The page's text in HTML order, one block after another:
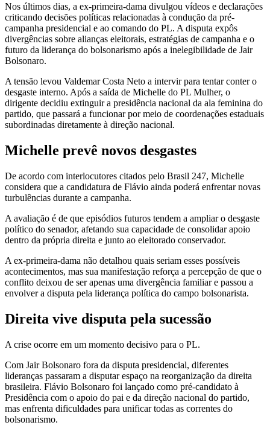
Nos últimos dias, a ex-primeira-dama divulgou vídeos e declarações
criticando decisões políticas relacionadas à condução da pré-
campanha presidencial e ao comando do PL. A disputa expôs
divergências sobre alianças eleitorais, estratégias de campanha e o
futuro da liderança do bolsonarismo após a inelegibilidade de Jair
Bolsonaro.
A tensão levou Valdemar Costa Neto a intervir para tentar conter o
desgaste interno. Após a saída de Michelle do PL Mulher, o
dirigente decidiu extinguir a presidência nacional da ala feminina do
partido, que passará a funcionar por meio de coordenações estaduais
subordinadas diretamente à direção nacional.
Michelle prevê novos desgastes
De acordo com interlocutores citados pelo Brasil 247, Michelle
considera que a candidatura de Flávio ainda poderá enfrentar novas
turbulências durante a campanha.
A avaliação é de que episódios futuros tendem a ampliar o desgaste
político do senador, afetando sua capacidade de consolidar apoio
dentro da própria direita e junto ao eleitorado conservador.
A ex-primeira-dama não detalhou quais seriam esses possíveis
acontecimentos, mas sua manifestação reforça a percepção de que o
conflito deixou de ser apenas uma divergência familiar e passou a
envolver a disputa pela liderança política do campo bolsonarista.
Direita vive disputa pela sucessão
A crise ocorre em um momento decisivo para o PL.
Com Jair Bolsonaro fora da disputa presidencial, diferentes
lideranças passaram a disputar espaço na reorganização da direita
brasileira. Flávio Bolsonaro foi lançado como pré-candidato à
Presidência com o apoio do pai e da direção nacional do partido,
mas enfrenta dificuldades para unificar todas as correntes do
bolsonarismo.